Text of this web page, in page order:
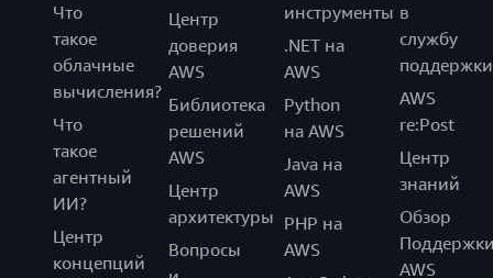
Что
такое
облачные
вычисления?
Что
такое
агентный
ИИ?
Центр
концепций
Центр
доверия
AWS
Библиотека
решений
AWS
Центр
архитектуры
Вопросы
инструменты
.NET на
AWS
Python
на AWS
Java на
AWS
PHP на
AWS
в
службу
поддержки
AWS
re:Post
Центр
знаний
Обзор
AWS